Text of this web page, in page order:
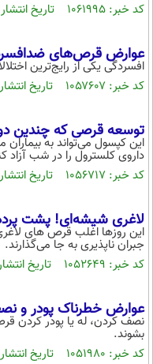
کد خبر: ۱۰۶۱۹۹۵ تاریخ انتشار : ۱۴۰۴/۰۲/۳۱
عوارض قرص‌های
افسردگی یکی از رایج‌ترین
کد خبر: ۱۰۵۷۶۰۷ تاریخ انتشار : ۱۴۰۴/۰۲/۱۶
توسعه قرصی که چندین
این کپسول می‌تواند به
داروی کلسترول را در شب آزاد
کد خبر: ۱۰۵۶۷۱۷ تاریخ انتشار : ۱۴۰۴/۰۲/۱۳
لاغری شیشه‌ای! پشت
این روزها اغلب قرص های
جبران ناپذیری به جا می‌گذارند.
کد خبر: ۱۰۵۲۶۴۹ تاریخ انتشار : ۱۴۰۴/۰۱/۳۰
عوارض خطرناک پودر و
نصف کردن، له یا پودر کردن
بشوند.
کد خبر: ۱۰۵۱۹۸۰ تاریخ انتشار : ۱۴۰۴/۰۱/۲۷